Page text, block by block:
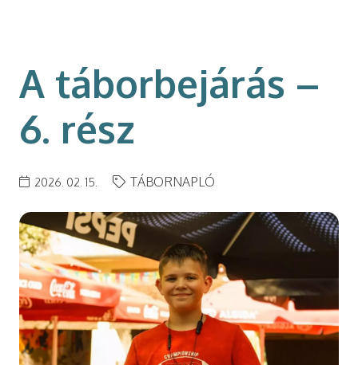
A táborbejárás –
6. rész
2026. 02. 15. TÁBORNAPLÓ